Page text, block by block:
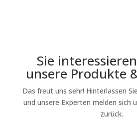
Sie
unsere Produkte
Das freut uns sehr! Hinterlassen
und unsere Experten melden sich
zurück.